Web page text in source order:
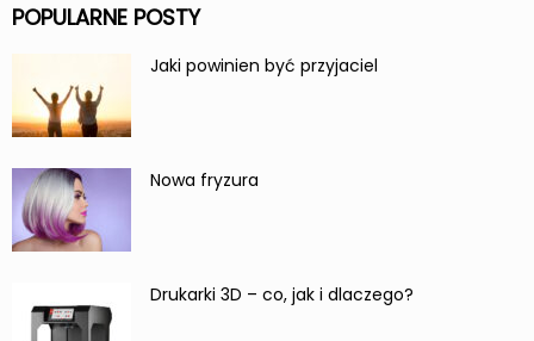
POPULARNE POSTY
Jaki powinien być przyjaciel
Nowa fryzura
Drukarki 3D – co, jak i dlaczego?